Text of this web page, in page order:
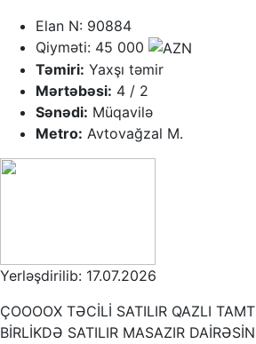
Elan N: 90884
Qiyməti: 45 000
Təmiri: Yaxşı təmir
Mərtəbəsi: 4 / 2
Sənədi: Müqavilə
Metro: Avtovağzal M.
Yerləşdirilib: 17.07.2026
ÇOOOOX TƏCİLİ SATILIR QAZLI
BİRLİKDƏ SATILIR MASAZIR